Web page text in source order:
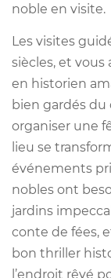
noble en visite.
Les visites
siècles, et vous
en historien
bien gardés du
organiser une
lieu se
événements
nobles ont
jardins
conte de fées,
bon thriller
l’endroit rêvé